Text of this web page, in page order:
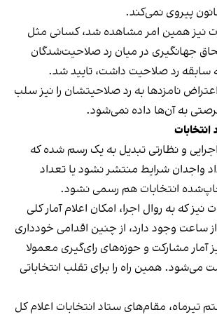
پیروی نمی‌کند.
نیز همین امر مشاهده شد، کسانی مثل
جهانگیری در میان رد صلاحیت‌شدگان
سابقه رد صلاحیت داشت، تایید شد.
نامزدها به رد صلاحیتشان را نیز سلب
به آن‌ها داده نمی‌شود.
انتخابات
اجرایی و نظارتی تبدیل به یک رسم شده که
واجدان شرایط منتشر نشود یا تعداد
انتخابات هم رسمی نشود.
که به روال اجرا، امکان اعلام آمار کلی
ساعت وجود دارد، از چنین اقدامی خودداری
آمار مشارکت و حوزه‌های رای‌گیری معمولا
همین راه را برای تقلب انتخاباتی
تیرماه، مقام‌های ستاد انتخابات اعلام کل